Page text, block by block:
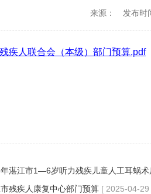
来源： 发布时
疾人联合会（本级）部门预算.pdf
湛江市1—6岁听力残疾儿童人工耳蜗
残疾人康复中心部门预算 [ 2025-04-29